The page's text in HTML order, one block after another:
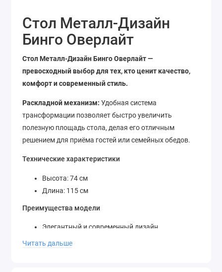
Стол Металл-Дизайн
Бинго Оверлайт
Стол Металл-Дизайн Бинго Оверлайт —
превосходный выбор для тех, кто ценит качество,
комфорт и современный стиль.
Раскладной механизм: Удобная система
трансформации позволяет быстро увеличить
полезную площадь стола, делая его отличным
решением для приёма гостей или семейных обедов.
Технические характеристики
Высота: 74 см
Длина: 115 см
Преимущества модели
Элегантный и современный дизайн
Читать дальше